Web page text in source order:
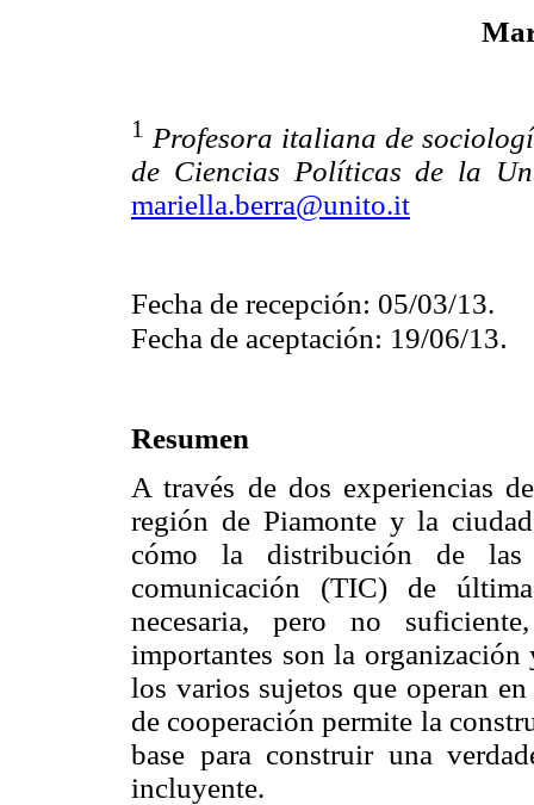
1 Profesora italiana de
de Ciencias Políticas de la
mariella.berra@unito.it
Fecha de recepción: 05/03/13.
Fecha de aceptación: 19/06/13.
Resumen
A través de dos experiencias
región de Piamonte y la
cómo la distribución de
comunicación (TIC) de
necesaria, pero no
importantes son la
los varios sujetos que operan
de cooperación permite la
base para construir una
incluyente.